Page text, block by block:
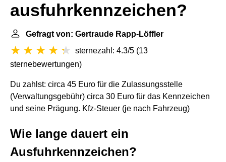
ausfuhrkennzeichen?
Gefragt von: Gertraude Rapp-Löffler
sternezahl: 4.3/5 (13
sternebewertungen)
Du zahlst: circa 45 Euro für die Zulassungsstelle
(Verwaltungsgebühr) circa 30 Euro für das Kennzeichen
und seine Prägung. Kfz-Steuer (je nach Fahrzeug)
Wie lange dauert ein
Ausfuhrkennzeichen?